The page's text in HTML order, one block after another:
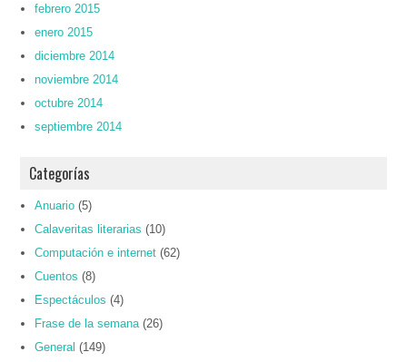
febrero 2015
enero 2015
diciembre 2014
noviembre 2014
octubre 2014
septiembre 2014
Categorías
Anuario (5)
Calaveritas literarias (10)
Computación e internet (62)
Cuentos (8)
Espectáculos (4)
Frase de la semana (26)
General (149)